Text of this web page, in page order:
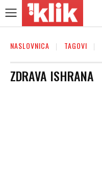
NASLOVNICA TAGOVI
ZDRAVA ISHRANA